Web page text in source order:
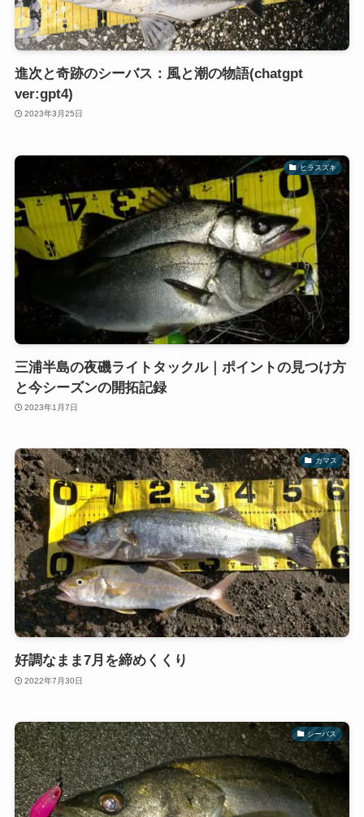
進次と奇跡のシーバス：風と潮の物語(chatgpt
ver:gpt4)
2023年3月25日
ヒラスズキ
三浦半島の夜磯ライトタックル｜ポイントの見つけ方
と今シーズンの開拓記録
2023年1月7日
カマス
好調なまま7月を締めくくり
2022年7月30日
シーバス